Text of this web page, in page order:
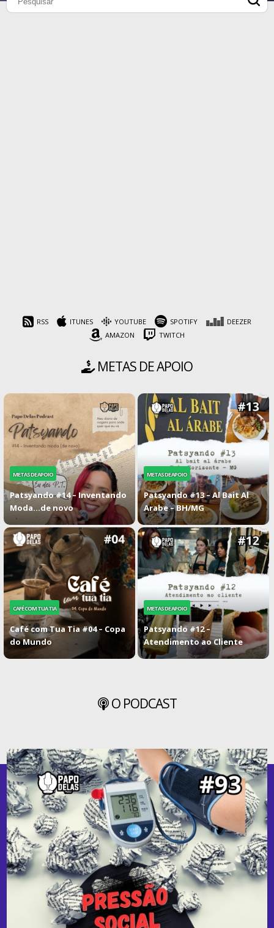
RSS ITUNES YOUTUBE SPOTIFY
DEEZER
AMAZON
TWITCH
METAS DE APOIO
METAS DE APOIO
Patsyando #14 – Inventando
Moda…de novo
METAS DE APOIO
Patsyando #13 – Al Bait Al
Arabe – BH/MG
CAFÉ COM TUA TIA
Café com Tua Tia #04 – Copa
do Mundo
METAS DE APOIO
Patsyando #12 –
Atendimento ao Cliente
O PODCAST